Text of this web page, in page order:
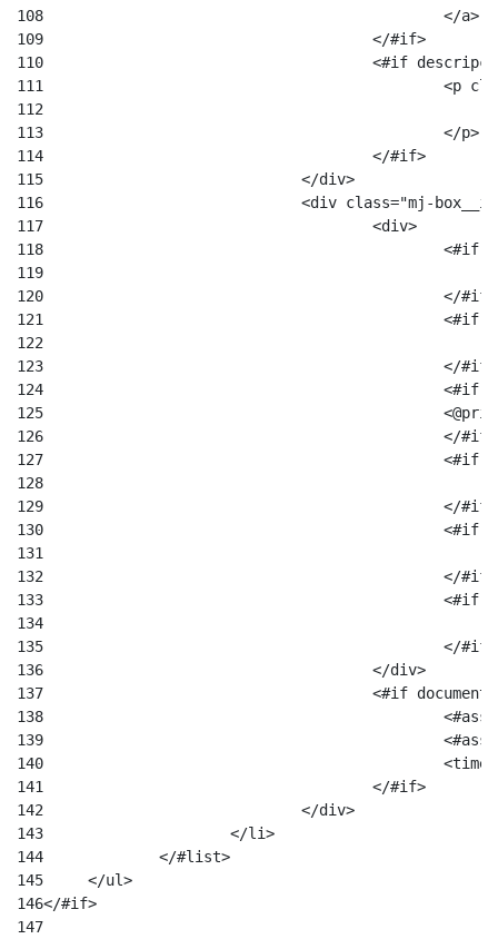
108
						</a>
109
					</#if>
110
<#if
111
112
113
						</p>
114
					</#if>
115
				</div>
116
<div class="mj-
117
					<div>
118
119
120
</
121
122
123
</
124
125
126
</
127
128
129
</
130
131
132
</
133
134
135
</
136
					</div>
137
<#if
138
139
140
141
					</#if>
142
				</div>
143
			</li>
144
		</#list>
145
	</ul>
146</#if>
147